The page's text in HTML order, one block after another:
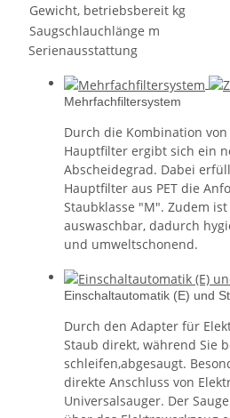
Gewicht, betriebsbereit kg
Saugschlauchlänge m
Serienausstattung
Mehrfachfiltersystem
Durch die Kombination
Hauptfilter ergibt sich ein
Abscheidegrad. Dabei
Hauptfilter aus PET die
Staubklasse "M". Zudem
auswaschbar, dadurch
und umweltschonend.
Einschaltautomatik (E) und
Durch den Adapter für
Staub direkt, während Sie
schleifen,abgesaugt.
direkte Anschluss von
Universalsauger. Der